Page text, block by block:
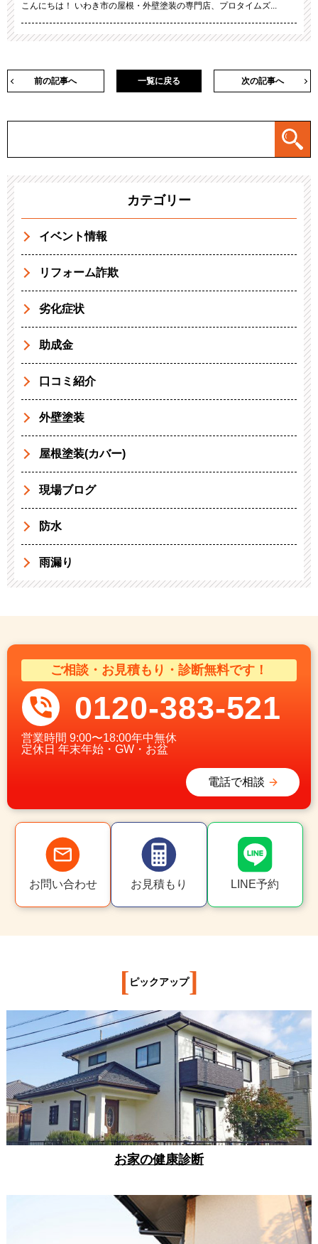
こんにちは！ いわき市の屋根・外壁塗装の専門店、プロタイムズ...
前の記事へ 次の記事へ
一覧に戻る
カテゴリー
イベント情報
リフォーム詐欺
劣化症状
助成金
口コミ紹介
外壁塗装
屋根塗装(カバー)
現場ブログ
防水
雨漏り
ご相談・お見積もり・診断無料です！
0120-383-521
営業時間 9:00〜18:00年中無休
定休日 年末年始・GW・お盆
電話で相談
お問い合わせ お見積もり LINE予約
[ ピックアップ]
お家の健康診断